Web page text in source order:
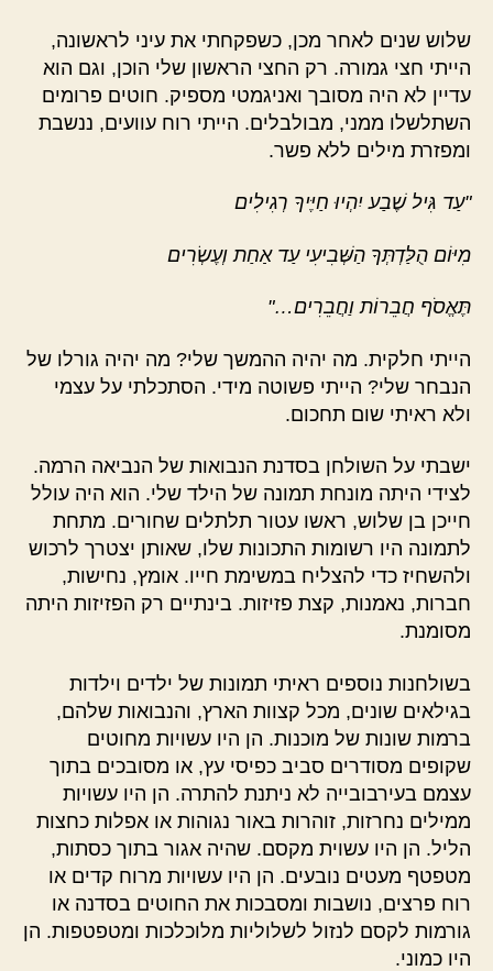
שלוש שנים לאחר מכן, כשפקחתי את עיני לראשונה,
הייתי חצי גמורה. רק החצי הראשון שלי הוכן, וגם הוא
עדיין לא היה מסובך ואניגמטי מספיק. חוטים פרומים
השתלשלו ממני, מבולבלים. הייתי רוח עוועים, ננשבת
ומפזרת מילים ללא פשר.
"עַד גִּיל שֶׁבַע יִהְיוּ חַיֶּיךָ רְגִילִים
מִיּוֹם הֻלַּדְתְּךָ הַשְּׁבִיעִי עַד אַחַת וְעֶשְׂרִים
תֶּאֱסֹף חֲבֵרוֹת וַחֲבֵרִים…"
הייתי חלקית. מה יהיה ההמשך שלי? מה יהיה גורלו של
הנבחר שלי? הייתי פשוטה מידי. הסתכלתי על עצמי
ולא ראיתי שום תחכום.
ישבתי על השולחן בסדנת הנבואות של הנביאה הרמה.
לצידי היתה מונחת תמונה של הילד שלי. הוא היה עולל
חייכן בן שלוש, ראשו עטור תלתלים שחורים. מתחת
לתמונה היו רשומות התכונות שלו, שאותן יצטרך לרכוש
ולהשחיז כדי להצליח במשימת חייו. אומץ, נחישות,
חברות, נאמנות, קצת פזיזות. בינתיים רק הפזיזות היתה
מסומנת.
בשולחנות נוספים ראיתי תמונות של ילדים וילדות
בגילאים שונים, מכל קצוות הארץ, והנבואות שלהם,
ברמות שונות של מוכנות. הן היו עשויות מחוטים
שקופים מסודרים סביב כפיסי עץ, או מסובכים בתוך
עצמם בעירבובייה לא ניתנת להתרה. הן היו עשויות
ממילים נחרזות, זוהרות באור נגוהות או אפלות כחצות
הליל. הן היו עשוית מקסם. שהיה אגור בתוך כסתות,
מטפטף מעטים נובעים. הן היו עשויות מרוח קדים או
רוח פרצים, נושבות ומסבכות את החוטים בסדנה או
גורמות לקסם לנזול לשלוליות מלוכלכות ומטפטפות. הן
היו כמוני.